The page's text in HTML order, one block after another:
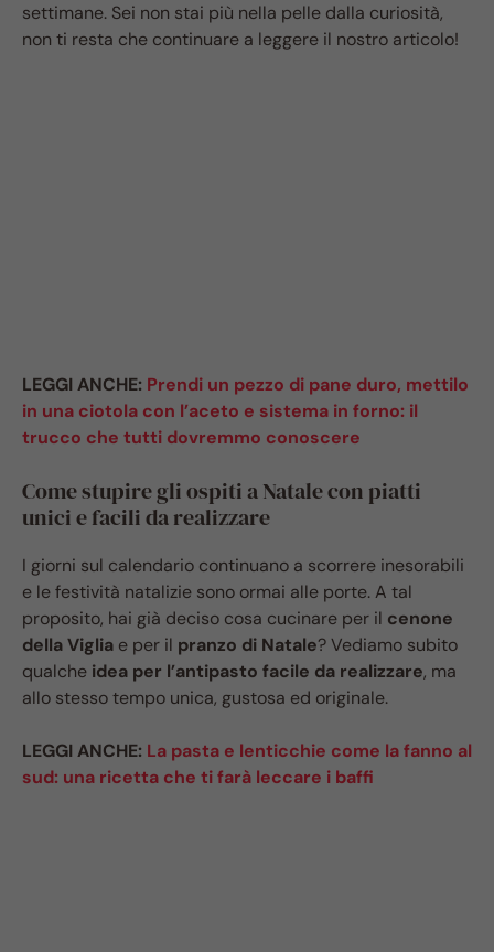
settimane. Sei non stai più nella pelle dalla curiosità,
non ti resta che continuare a leggere il nostro articolo!
LEGGI ANCHE: Prendi un pezzo di pane duro, mettilo
in una ciotola con l’aceto e sistema in forno: il
trucco che tutti dovremmo conoscere
Come stupire gli ospiti a Natale con piatti
unici e facili da realizzare
I giorni sul calendario continuano a scorrere inesorabili
e le festività natalizie sono ormai alle porte. A tal
proposito, hai già deciso cosa cucinare per il cenone
della Viglia e per il pranzo di Natale? Vediamo subito
qualche idea per l’antipasto facile da realizzare, ma
allo stesso tempo unica, gustosa ed originale.
LEGGI ANCHE: La pasta e lenticchie come la fanno al
sud: una ricetta che ti farà leccare i baffi